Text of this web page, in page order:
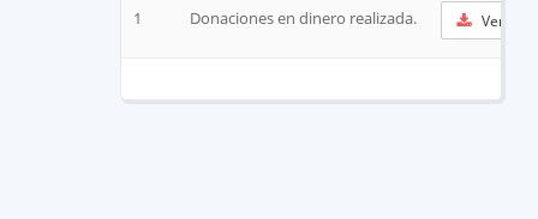
1 Donaciones en dinero realizada. Ver